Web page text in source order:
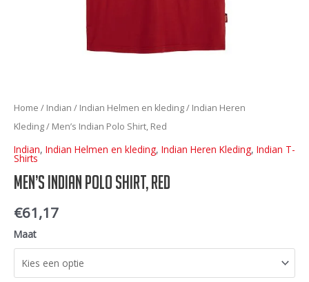
Home / Indian / Indian Helmen en kleding/ Indian Heren
Kleding/ Men’s Indian Polo Shirt, Red
Indian, Indian Helmen en kleding, Indian Heren Kleding, Indian T-
Shirts
Men’s Indian Polo Shirt, Red
€61,17
Maat